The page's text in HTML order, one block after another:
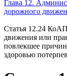
Глава 12.
дорожного
Статья 12.24
движения или
повлекшее
здоровью